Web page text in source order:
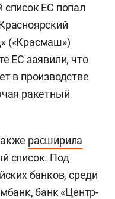
ЕС попал
(«Красмаш»)
ЕС заявили, что
в производстве
ракетный
расширила
список. Под
банков, среди
банк «Центр-